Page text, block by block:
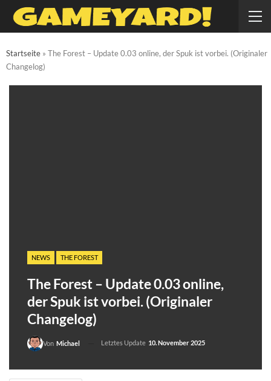
Startseite » The Forest – Update 0.03 online, der Spuk ist vorbei. (Originaler
Changelog)
NEWS THE FOREST
The Forest – Update 0.03 online,
der Spuk ist vorbei. (Originaler
Changelog)
Von Michael Letztes Update 10. November 2025